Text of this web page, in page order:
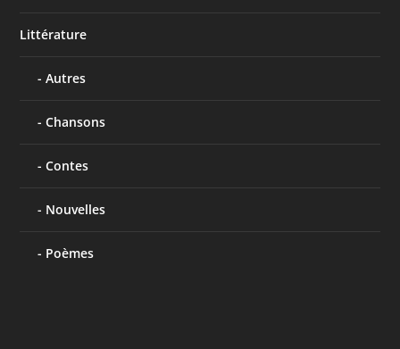
Littérature
Autres
Chansons
Contes
Nouvelles
Poèmes